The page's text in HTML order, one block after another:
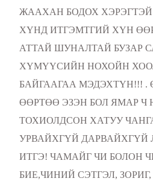
ЖААХАН БОДОХ
ХҮНД ИТГЭМТГИЙ ХҮН
АТТАЙ ШУНАЛТАЙ БУЗАР
ХҮМҮҮСИЙН НОХОЙН
БАЙГААГАА МЭДЭХТҮН!!! .
ӨӨРТӨӨ ЭЗЭН БОЛ ЯМАР
ТОХИОЛДСОН ХАТУУ
УРВАЙХГҮЙ ДАРВАЙХГҮЙ
ИТГЭ! ЧАМАЙГ ЧИ БОЛОН
БИЕ,ЧИНИЙ СЭТГЭЛ,